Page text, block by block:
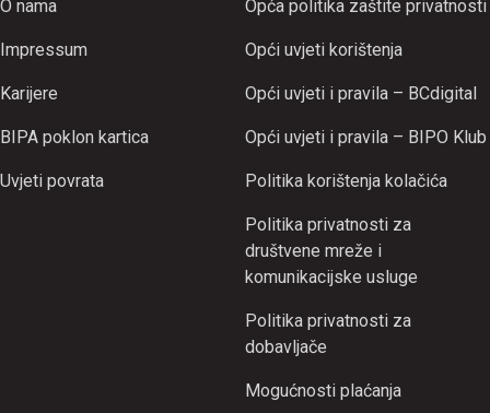
O nama
Impressum
Karijere
BIPA poklon kartica
Uvjeti povrata
Opća politika zaštite privatnosti
Opći uvjeti korištenja
Opći uvjeti i pravila – BCdigital
Opći uvjeti i pravila – BIPO Klub
Politika korištenja kolačića
Politika privatnosti za
društvene mreže i
komunikacijske usluge
Politika privatnosti za
dobavljače
Mogućnosti plaćanja